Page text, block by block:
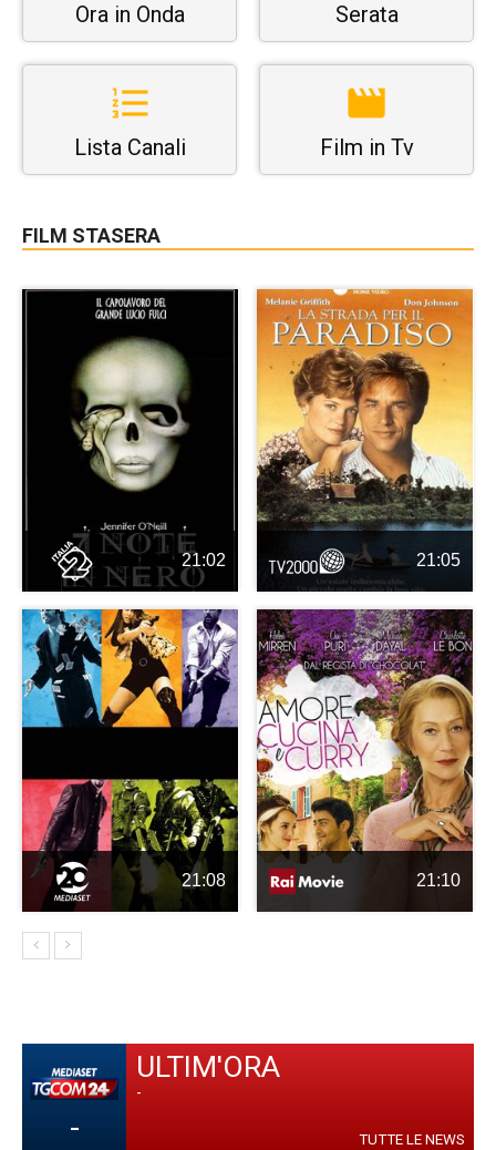
Ora in Onda Serata
Lista Canali Film in Tv
FILM STASERA
21:02 21:05
21:08 21:10
-
ULTIM'ORA
-
TUTTE LE NEWS